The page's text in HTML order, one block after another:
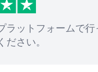
ラットフォームで行
ださい。